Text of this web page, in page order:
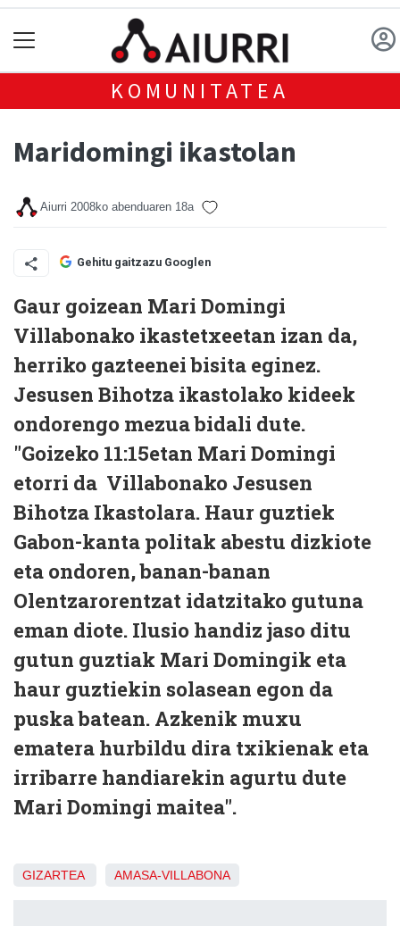
KOMUNITATEA
Maridomingi ikastolan
Aiurri 2008ko abenduaren 18a
Gehitu gaitzazu Googlen
Gaur goizean Mari Domingi
Villabonako ikastetxeetan izan da,
herriko gazteenei bisita eginez.
Jesusen Bihotza ikastolako kideek
ondorengo mezua bidali dute.
"Goizeko 11:15etan Mari Domingi
etorri da Villabonako Jesusen
Bihotza Ikastolara. Haur guztiek
Gabon-kanta politak abestu dizkiote
eta ondoren, banan-banan
Olentzarorentzat idatzitako gutuna
eman diote. Ilusio handiz jaso ditu
gutun guztiak Mari Domingik eta
haur guztiekin solasean egon da
puska batean. Azkenik muxu
ematera hurbildu dira txikienak eta
irribarre handiarekin agurtu dute
Mari Domingi maitea".
GIZARTEA AMASA-VILLABONA